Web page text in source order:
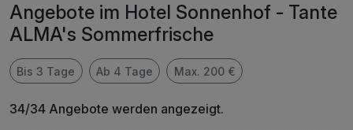
Angebote im Hotel Sonnenhof - Tante
ALMA's Sommerfrische
Bis 3 Tage Ab 4 Tage Max. 200 €
34/34 Angebote werden angezeigt.